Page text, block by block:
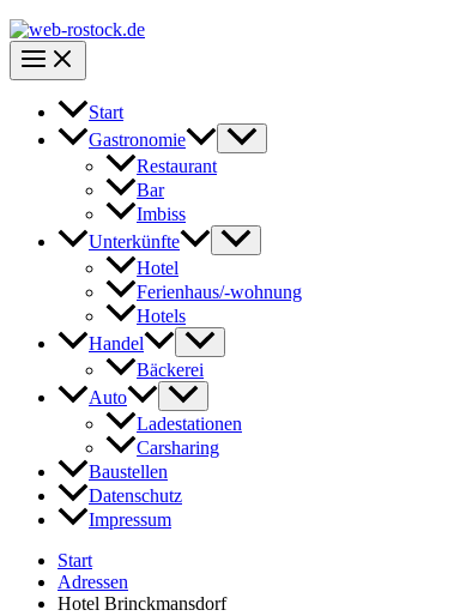
Start
Gastronomie
Restaurant
Bar
Imbiss
Unterkünfte
Hotel
Ferienhaus/-wohnung
Hotels
Handel
Bäckerei
Auto
Ladestationen
Carsharing
Baustellen
Datenschutz
Impressum
Start
Adressen
Hotel Brinckmansdorf